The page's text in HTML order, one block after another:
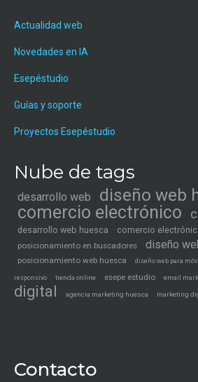
Actualidad web
Novedades en IA
Esepéstudio
Guías y soporte
Proyectos Esepéstudio
Nube de tags
desarrollo web
diseño web
comercio electrónico
desarrollo web huesca comercio
posicionamiento en buscadores diseño
posicionamiento web huesca
diseño web para
responsivo tienda online esepe estudio email
digital
agencia marketing huesca marketing
Contacto